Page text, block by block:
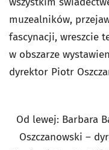
muzealników,
fascynacji, wreszcie
w obszarze
dyrektor Piotr
Od lewej: Barbara
Oszczanowski –